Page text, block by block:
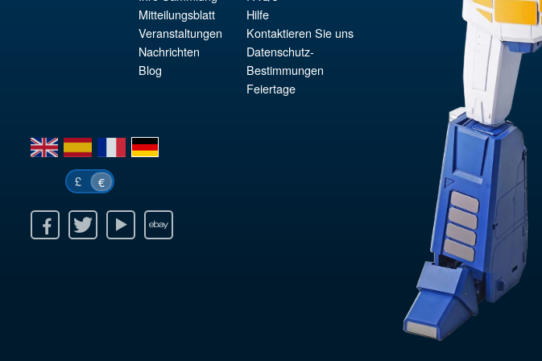
Mitteilungsblatt
Veranstaltungen
Nachrichten
Blog
Hilfe
Kontaktieren Sie uns
Datenschutz-
Bestimmungen
Feiertage
en es fr de
£ €
Youtube Ebay